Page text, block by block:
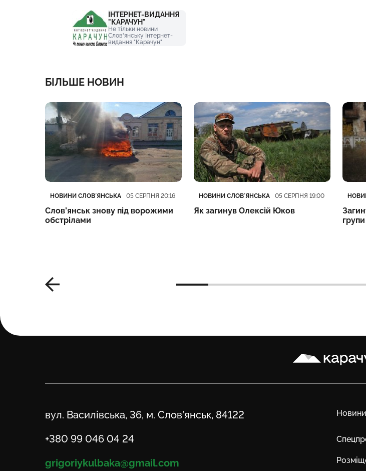
ІНТЕРНЕТ-ВИДАННЯ
"КАРАЧУН"
Не тільки новини
Слов'янську Інтернет-
видання "Карачун"
БІЛЬШЕ НОВИН
Категорія
НОВИНИ СЛОВʼЯНСЬКА
Дата публікації 05 СЕРПНЯ 20:16
Слов’янськ знову під ворожими
обстрілами
Категорія
НОВИНИ СЛОВʼЯНСЬКА
Дата публікації 05 СЕРПНЯ 19:00
Як загинув Олексій Юков
Дата
Карачун
Новини
Адреса
вул. Василівська, 36, м. Слов’янськ, 84122
Телефон
+380 99 046 04 24
Email
grigoriykulbaka@gmail.com